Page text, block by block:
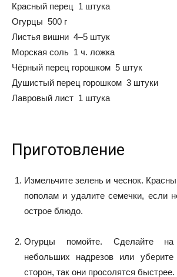
Красный перец 1 штука
Огурцы 500 г
Листья вишни 4–5 штук
Морская соль 1 ч. ложка
Чёрный перец горошком 5 штук
Душистый перец горошком 3 штуки
Лавровый лист 1 штука
Приготовление
Измельчите зелень и чеснок.
пополам и удалите семечки, если
острое блюдо.
Огурцы помойте. Сделайте
небольших надрезов или
сторон, так они просолятся быстрее.